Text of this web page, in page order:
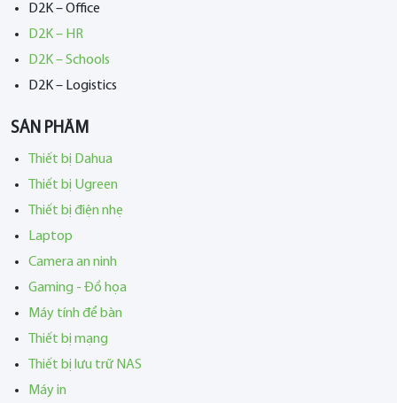
D2K – Office
D2K – HR
D2K – Schools
D2K – Logistics
SẢN PHẨM
Thiết bị Dahua
Thiết bị Ugreen
Thiết bị điện nhẹ
Laptop
Camera an ninh
Gaming - Đồ họa
Máy tính để bàn
Thiết bị mạng
Thiết bị lưu trữ NAS
Máy in